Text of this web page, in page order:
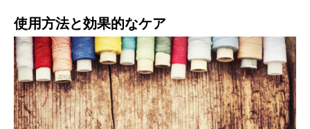
使用方法と効果的なケア